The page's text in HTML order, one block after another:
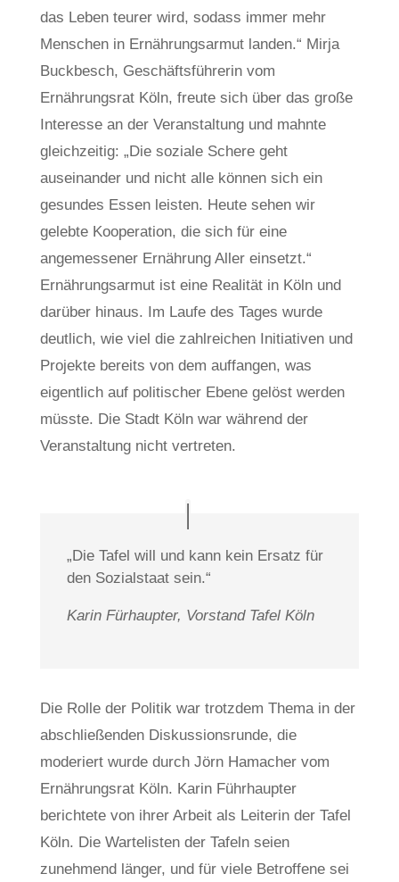
das Leben teurer wird, sodass immer mehr
Menschen in Ernährungsarmut landen.“ Mirja
Buckbesch, Geschäftsführerin vom
Ernährungsrat Köln, freute sich über das große
Interesse an der Veranstaltung und mahnte
gleichzeitig: „Die soziale Schere geht
auseinander und nicht alle können sich ein
gesundes Essen leisten. Heute sehen wir
gelebte Kooperation, die sich für eine
angemessener Ernährung Aller einsetzt.“
Ernährungsarmut ist eine Realität in Köln und
darüber hinaus. Im Laufe des Tages wurde
deutlich, wie viel die zahlreichen Initiativen und
Projekte bereits von dem auffangen, was
eigentlich auf politischer Ebene gelöst werden
müsste. Die Stadt Köln war während der
Veranstaltung nicht vertreten.
„Die Tafel will und kann kein Ersatz für
den Sozialstaat sein.“
Karin Fürhaupter, Vorstand Tafel Köln
Die Rolle der Politik war trotzdem Thema in der
abschließenden Diskussionsrunde, die
moderiert wurde durch Jörn Hamacher vom
Ernährungsrat Köln. Karin Führhaupter
berichtete von ihrer Arbeit als Leiterin der Tafel
Köln. Die Wartelisten der Tafeln seien
zunehmend länger, und für viele Betroffene sei